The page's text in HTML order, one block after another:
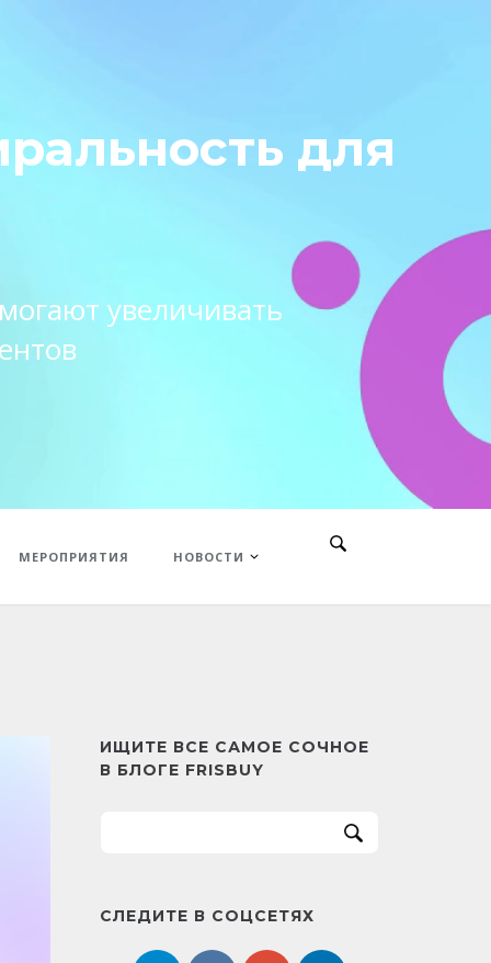
для
увеличивать
МЕРОПРИЯТИЯ НОВОСТИ
ИЩИТЕ ВСЕ САМОЕ СОЧНОЕ
В БЛОГЕ FRISBUY
СЛЕДИТЕ В СОЦСЕТЯХ